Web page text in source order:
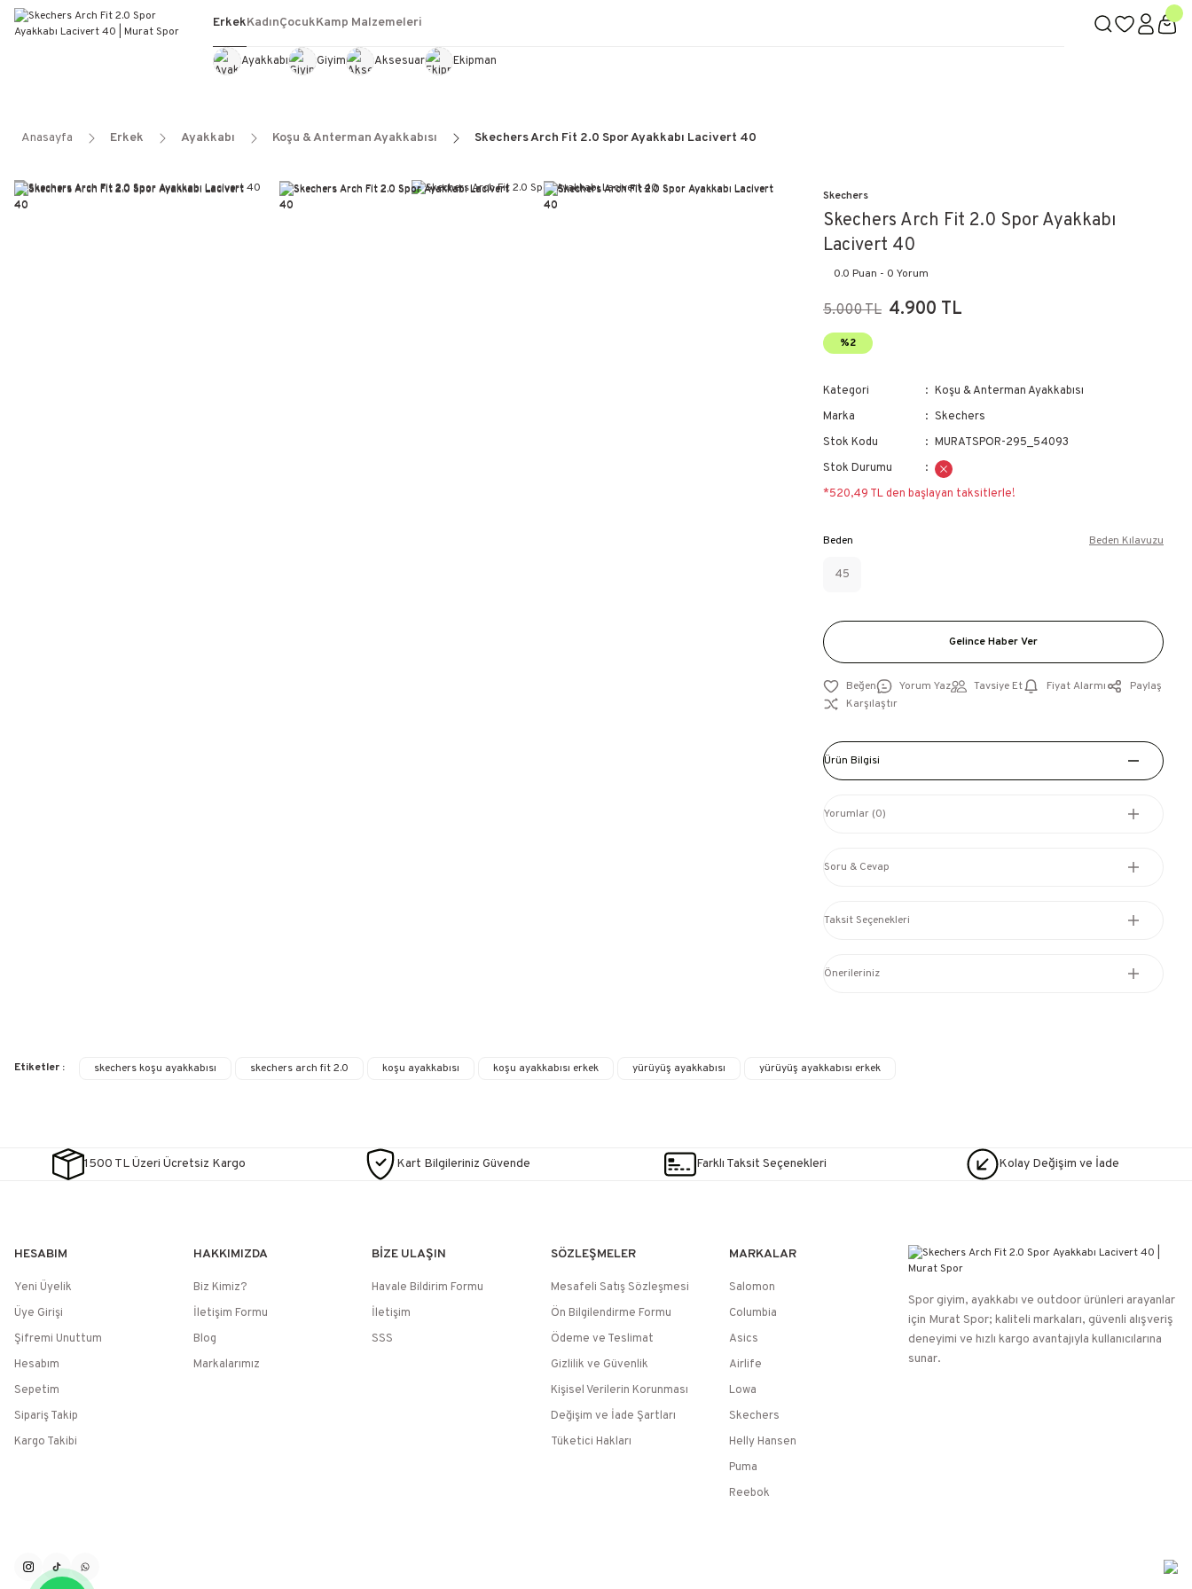
Erkek
Ayakkabı Giyim Aksesuar Ekipman
KadınÇocukKamp Malzemeleri
Anasayfa Erkek Ayakkabı Koşu & Anterman Ayakkabısı Skechers Arch Fit 2.0 Spor Ayakkabı Lacivert 40
Skechers
Skechers Arch Fit 2.0 Spor Ayakkabı
Lacivert 40
0.0 Puan - 0 Yorum
5.000 TL 4.900 TL
%2
Kategori
Koşu & Anterman Ayakkabısı
Marka
Skechers
Stok Kodu
MURATSPOR-295_54093
Stok Durumu
*520,49 TL den başlayan taksitlerle!
Beden
45
Beden Kılavuzu
Gelince Haber Ver
Yorum Yaz Tavsiye Et Fiyat Alarmı
Paylaş
Karşılaştır
Ürün Bilgisi
Yorumlar (0)
Soru & Cevap
Taksit Seçenekleri
Önerileriniz
Etiketler : skechers koşu ayakkabısı skechers arch fit 2.0 koşu ayakkabısı koşu ayakkabısı erkek yürüyüş ayakkabısı yürüyüş ayakkabısı erkek
1500 TL Üzeri Ücretsiz Kargo Kart Bilgileriniz Güvende Farklı Taksit Seçenekleri Kolay Değişim ve İade
HESABIM
Yeni Üyelik
Üye Girişi
Şifremi Unuttum
Hesabım
Sepetim
Sipariş Takip
Kargo Takibi
HAKKIMIZDA
Biz Kimiz?
İletişim Formu
Blog
Markalarımız
BİZE ULAŞIN
Havale Bildirim Formu
İletişim
SSS
SÖZLEŞMELER
Mesafeli Satış Sözleşmesi
Ön Bilgilendirme Formu
Ödeme ve Teslimat
Gizlilik ve Güvenlik
Kişisel Verilerin Korunması
Değişim ve İade Şartları
Tüketici Hakları
MARKALAR
Salomon
Columbia
Asics
Airlife
Lowa
Skechers
Helly Hansen
Puma
Reebok
Spor giyim, ayakkabı ve outdoor ürünleri arayanlar
için Murat Spor; kaliteli markaları, güvenli alışveriş
deneyimi ve hızlı kargo avantajıyla kullanıcılarına
sunar.